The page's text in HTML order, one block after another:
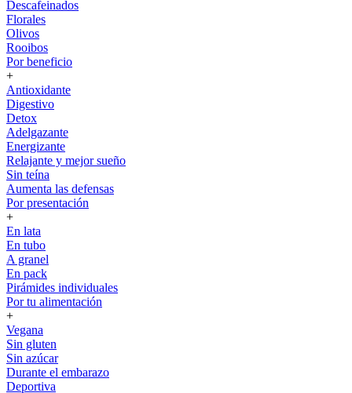
Descafeinados
Florales
Olivos
Rooibos
Por beneficio
+
Antioxidante
Digestivo
Detox
Adelgazante
Energizante
Relajante y mejor sueño
Sin teína
Aumenta las defensas
Por presentación
+
En lata
En tubo
A granel
En pack
Pirámides individuales
Por tu alimentación
+
Vegana
Sin gluten
Sin azúcar
Durante el embarazo
Deportiva